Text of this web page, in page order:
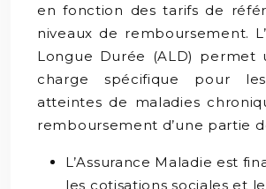
en fonction des tarifs de
niveaux de remboursement.
Longue Durée (ALD) permet
charge spécifique pour
atteintes de maladies
remboursement d’une partie
L’Assurance Maladie est
les cotisations sociales et